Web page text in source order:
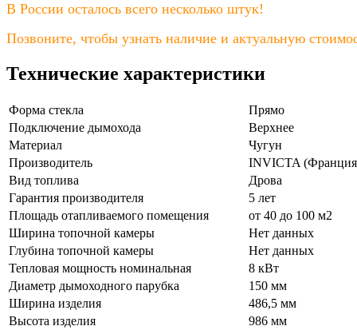
В России осталось всего несколько штук!
Позвоните, чтобы узнать наличие и актуальную
Технические характеристики
Форма стекла
Прямо
Подключение дымохода
Верхнее
Материал
Чугун
Производитель
INVICTA
Вид топлива
Дрова
Гарантия производителя
5 лет
Площадь отапливаемого помещения
от 40 до 100 м2
Ширина топочной камеры
Нет данных
Глубина топочной камеры
Нет данных
Тепловая мощность номинальная
8 кВт
Диаметр дымоходного парубка
150 мм
Ширина изделия
486,5 мм
Высота изделия
986 мм